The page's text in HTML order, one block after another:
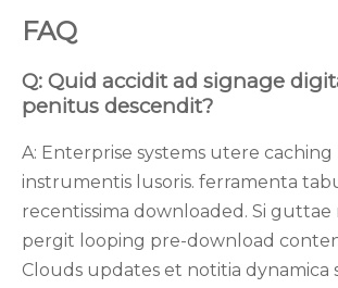
FAQ
Q: Quid accidit ad signage
penitus descendit?
A: Enterprise systems utere caching
instrumentis lusoris. ferramenta
recentissima downloaded. Si guttae
pergit looping pre-download
Clouds updates et notitia